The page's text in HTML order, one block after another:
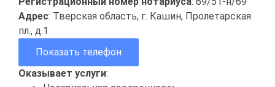
Адрес: Тверская область, г. Кашин, Пролетарская
пл., д.1
Показать телефон
Оказывает услуги: